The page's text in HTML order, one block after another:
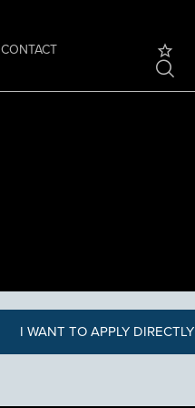
CONTACT
I WANT TO APPLY DIRECTLY